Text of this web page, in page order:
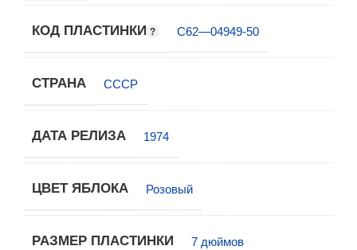
КОД ПЛАСТИНКИ С62―04949-50
СТРАНА СССР
ДАТА РЕЛИЗА 1974
ЦВЕТ ЯБЛОКА Розовый
РАЗМЕР ПЛАСТИНКИ 7 дюймов